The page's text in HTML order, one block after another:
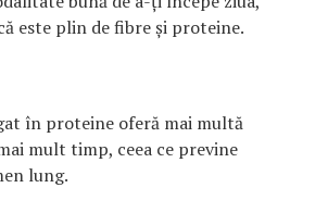
este plin de fibre și proteine.
în proteine ​​oferă mai multă
mult timp, ceea ce previne
lung.